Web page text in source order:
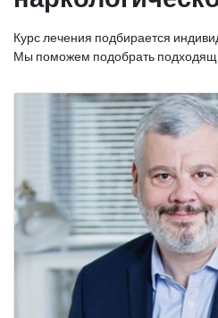
Курс лечения подбирается
Мы поможем подобрать